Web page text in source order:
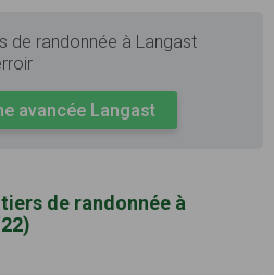
de randonnée à Langast
avancée Langast
de randonnée à